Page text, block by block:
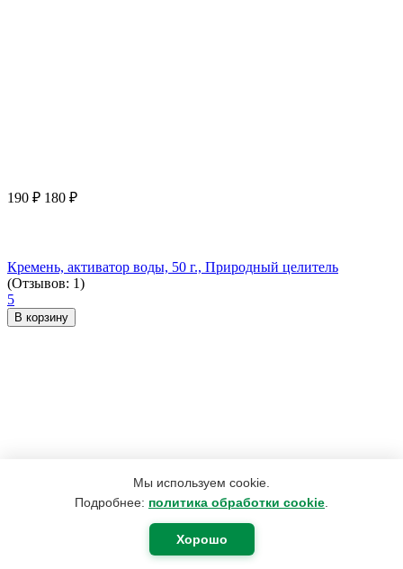
Мы используем cookie.
Подробнее: политика обработки cookie
Хорошо
190 ₽ 180 ₽
Кремень, активатор воды, 50 г., Природный целитель
(Отзывов: 1)
5
В корзину